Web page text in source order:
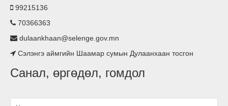
Туршлага судаллаа
99215136
70366363
dulaankhaan@selenge.gov.mn
Сэлэнгэ аймгийн Шаамар сумын Дулаанхаан тосгон
Санал, өргөдөл, гомдол